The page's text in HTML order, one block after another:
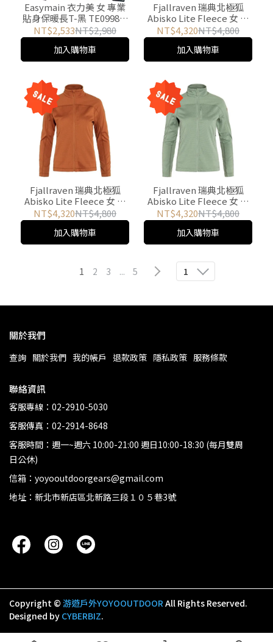
Easymain 衣力美 女 專業
貼身保暖長T-黑 TE09984-
75 游遊戶外Yoyo Outdoor
NT$2,533NT$2,980
加入購物車
Fjallraven 瑞典北極狐
Abisko Lite Fleece 女 刷
毛夾克-沙丘褐 87142-196
游遊戶外 Yoyo outdoor
NT$4,320NT$4,800
加入購物車
Fjallraven 瑞典北極狐
Abisko Lite Fleece 女 刷
毛夾克-赤陶棕 87142-243
游遊戶外 Yoyo outdoor
NT$4,320NT$4,800
加入購物車
Fjallraven 瑞典北極狐
Abisko Lite Fleece 女 刷
毛夾克-霧綠 87142-674 游
遊戶外 Yoyo outdoor
NT$4,320NT$4,800
加入購物車
1 2 3 ... 5 1
關於我們
查詢 關於我們 我的帳戶 退款政策 隱私政策 服務條款
聯絡資訊
客服專線：02-2910-5030
客服傳真：02-2914-8648
客服時間：週一~週六 10:00-21:00 週日10:00-18:30 (每月雙周
日公休)
信箱：yoyooutdoorgears@gmail.com
地址：新北市新店區北新路三段１０５巷3號
Copyright © 游遊戶外YOYOOUTDOORAll Rights Reserved.
Designed by CYBERBIZ.